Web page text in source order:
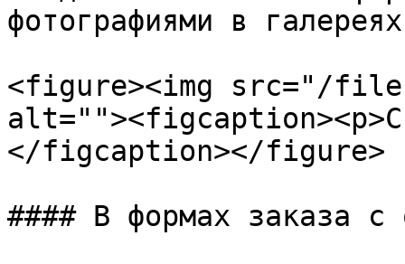
фотографиями в
<figure><img src="/files/
</figcaption></figure>
#### В формах заказа с